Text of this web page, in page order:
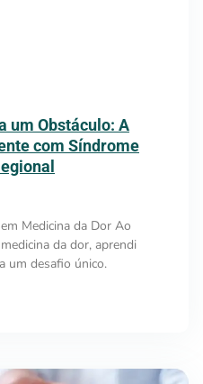
um Obstáculo: A
com Síndrome
Medicina da Dor Ao
da dor, aprendi
um desafio único.